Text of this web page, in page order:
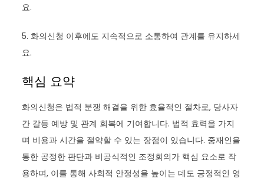
요.
5. 화의신청 이후에도 지속적으로 소통하여 관계를 유지하세
요.
핵심 요약
화의신청은 법적 분쟁 해결을 위한 효율적인 절차로, 당사자
간 갈등 예방 및 관계 회복에 기여합니다. 법적 효력을 가지
며 비용과 시간을 절약할 수 있는 장점이 있습니다. 중재인을
통한 공정한 판단과 비공식적인 조정회의가 핵심 요소로 작
용하며, 이를 통해 사회적 안정성을 높이는 데도 긍정적인 영